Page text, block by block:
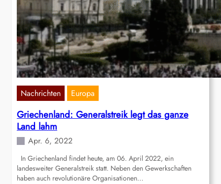
Nachrichten Europa
Griechenland: Generalstreik legt das ganze
Land lahm
Apr. 6, 2022
In Griechenland findet heute, am 06. April 2022, ein
landesweiter Generalstreik statt. Neben den Gewerkschaften
haben auch revolutionäre Organisationen…